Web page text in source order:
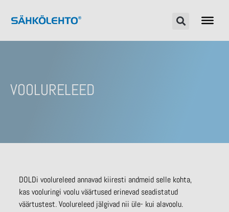
VOOLURELEED
DOLDi voolureleed annavad kiiresti andmeid selle kohta,
kas vooluringi voolu väärtused erinevad seadistatud
väärtustest. Voolureleed jälgivad nii üle- kui alavoolu.